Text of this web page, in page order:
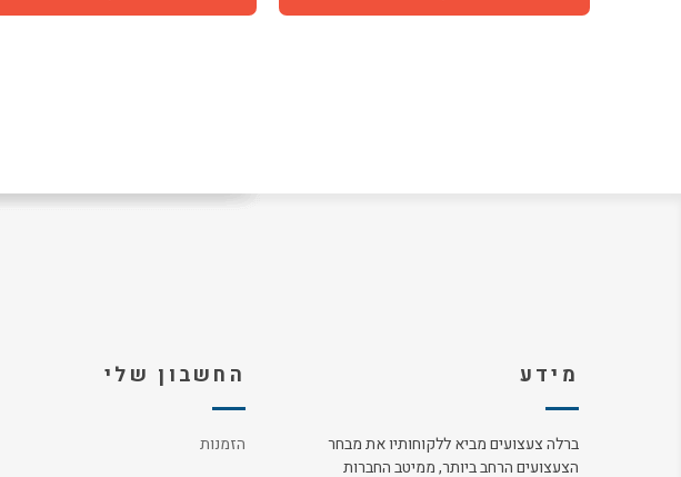
מידע
ברלה צעצועים מביא ללקוחותיו את מבחר
הצעצועים הרחב ביותר, ממיטב החברות
החשבון שלי
הזמנות